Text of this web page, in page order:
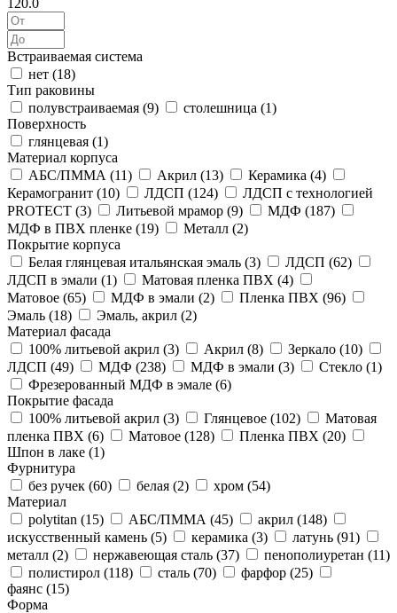
Встраиваемая система
нет (18)
Тип раковины
полувстраиваемая (9) столешница (1)
Поверхность
глянцевая (1)
Материал корпуса
АБС/ПММА (11) Акрил (13) Керамика (4)
Керамогранит (10) ЛДСП (124)
ЛДСП с технологией
PROTECT (3) Литьевой мрамор (9) МДФ (187)
МДФ в ПВХ пленке (19) Металл (2)
Покрытие корпуса
Белая глянцевая итальянская эмаль (3) ЛДСП (62)
ЛДСП в эмали (1) Матовая пленка ПВХ (4)
Матовое (65) МДФ в эмали (2) Пленка ПВХ (96)
Эмаль (18) Эмаль, акрил (2)
Материал фасада
100% литьевой акрил (3) Акрил (8) Зеркало (10)
ЛДСП (49) МДФ (238) МДФ в эмали (3) Стекло (1)
Фрезерованный МДФ в эмале (6)
Покрытие фасада
100% литьевой акрил (3) Глянцевое (102)
Матовая
пленка ПВХ (6) Матовое (128) Пленка ПВХ (20)
Шпон в лаке (1)
Фурнитура
без ручек (60) белая (2) хром (54)
Материал
polytitan (15) АБС/ПММА (45) акрил (148)
искусственный камень (5) керамика (3) латунь (91)
металл (2) нержавеющая сталь (37) пенополиуретан (11)
полистирол (118) сталь (70) фарфор (25)
фаянс (15)
Форма